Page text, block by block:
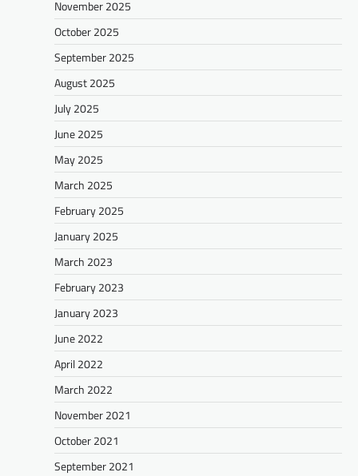
November 2025
October 2025
September 2025
August 2025
July 2025
June 2025
May 2025
March 2025
February 2025
January 2025
March 2023
February 2023
January 2023
June 2022
April 2022
March 2022
November 2021
October 2021
September 2021